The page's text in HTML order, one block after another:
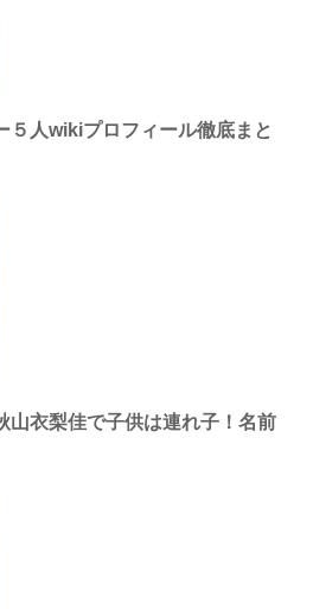
５人wikiプロフィール徹底まと
山衣梨佳で子供は連れ子！名前